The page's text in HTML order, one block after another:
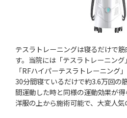
テスラトレーニングは寝るだけで
す。当院には「テスラトレーニン
「RFハイパーテスラトレーニング
30分間寝ているだけで約3.6万回の
間運動した時と同様の運動効果が得
洋服の上から施術可能で、大変人気